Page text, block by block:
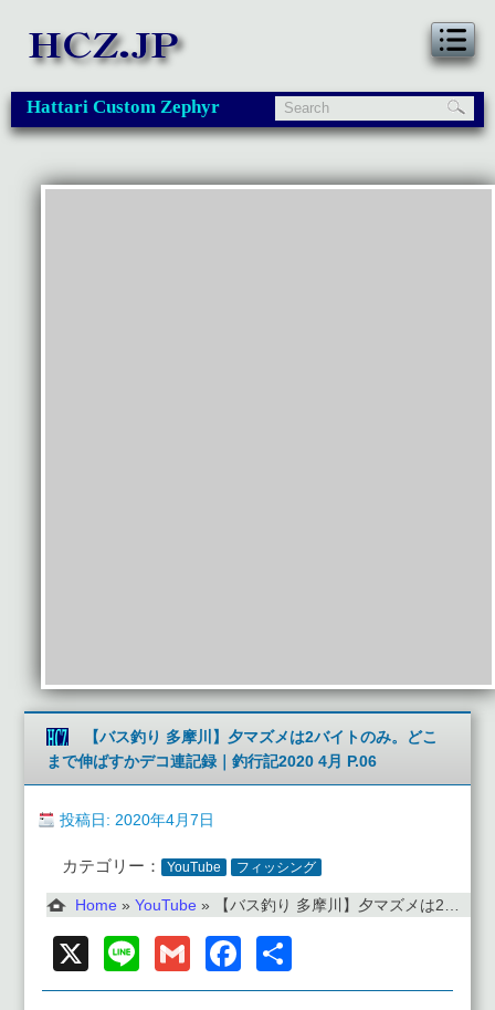
Hattari Custom Zephyr
【バス釣り 多摩川】夕マズメは2バイトのみ。どこ
まで伸ばすかデコ連記録｜釣行記2020 4月 P.06
投稿日: 2020年4月7日
カテゴリー： YouTube フィッシング
Home » YouTube » 【バス釣り 多摩川】夕マズメは2バイトのみ。どこまで伸ばすかデコ連記録｜釣行記2020 4月 P.06
X Line GmailFacebook
有